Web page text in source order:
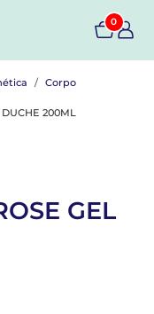
0
Corpo
DUCHE 200ML
GEL